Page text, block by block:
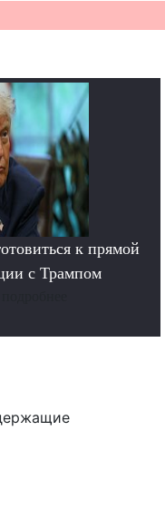
к прямой
с Трампом